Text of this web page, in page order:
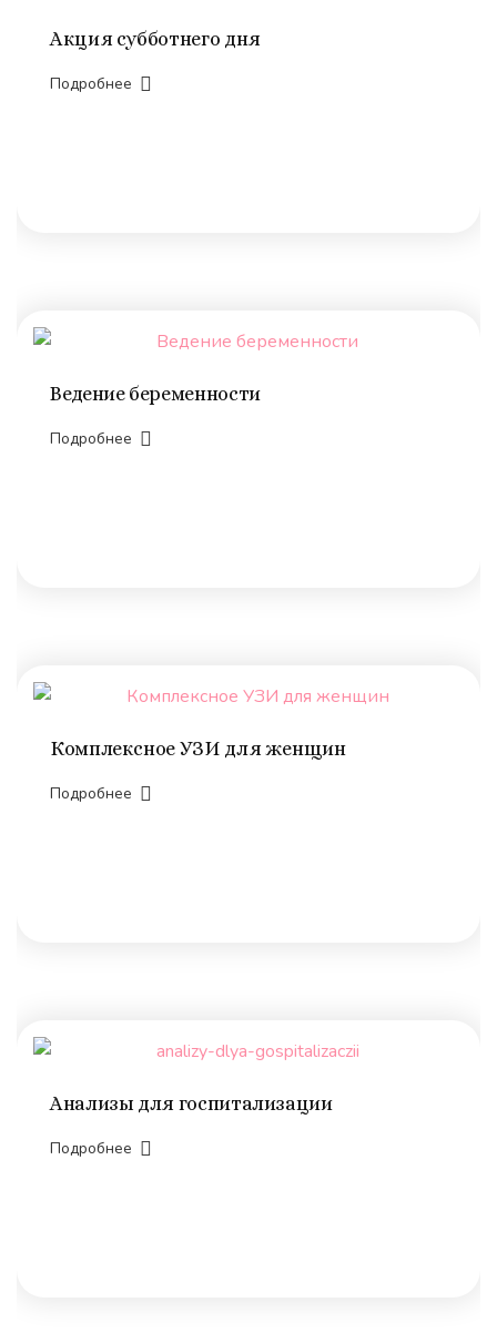
Акция субботнего дня
Подробнее
Ведение беременности
Подробнее
Комплексное УЗИ для женщин
Подробнее
Анализы для госпитализации
Подробнее